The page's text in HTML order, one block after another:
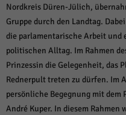
Nordkreis Düren-Jülich,
Gruppe durch den Landtag.
die parlamentarische Arbeit
politischen Alltag. Im Rahmen
Prinzessin die Gelegenheit, das
Rednerpult treten zu dürfen. Im
persönliche Begegnung mit dem
André Kuper. In diesem Rahmen